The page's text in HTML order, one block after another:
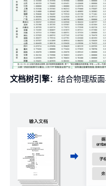
文档树引擎：结合物理版